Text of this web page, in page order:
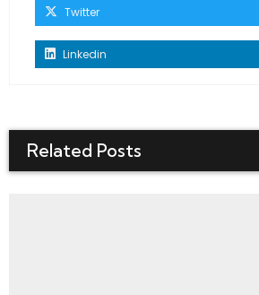
Twitter
Linkedin
Related Posts